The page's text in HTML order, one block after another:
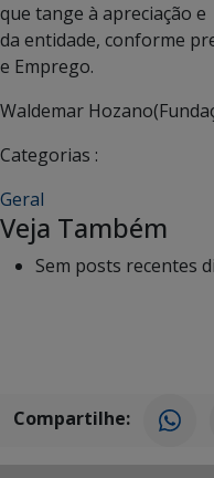
que tange à apreciação
da entidade, conforme
e Emprego.
Waldemar
Categorias :
Geral
Veja Também
Sem posts recentes
Compartilhe: